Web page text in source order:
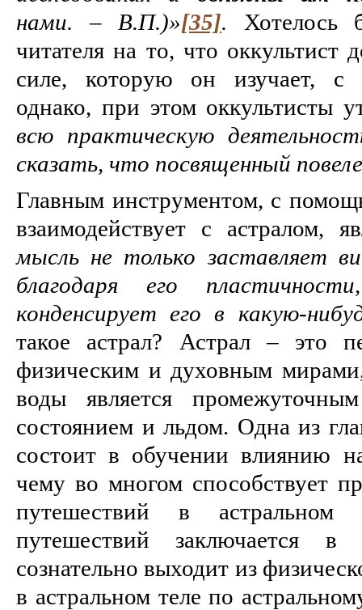
нами. – В.П.)»[35]. Хотелось
читателя на то, что оккультист
силе, которую он изучает, с
однако, при этом оккультисты
всю практическую
сказать, что посвященный
Главным инструментом, с
взаимодействует с астралом,
мысль не только заставляет
благодаря его
конденсирует его в какую-
такое астрал? Астрал – это
физическим и духовным
воды является
состоянием и льдом. Одна из
состоит в обучении влиянию
чему во многом способствует
путешествий в астральном
путешествий заключается
сознательно выходит из
в астральном теле по